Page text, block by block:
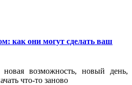
как они могут сделать ваш
возможность, новый день,
что-то заново